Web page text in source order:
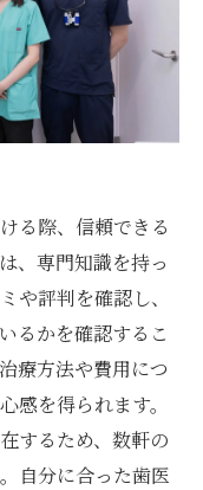
る際、信頼できる
、専門知識を持っ
や評判を確認し、
るかを確認するこ
療方法や費用につ
感を得られます。
するため、数軒の
自分に合った歯医